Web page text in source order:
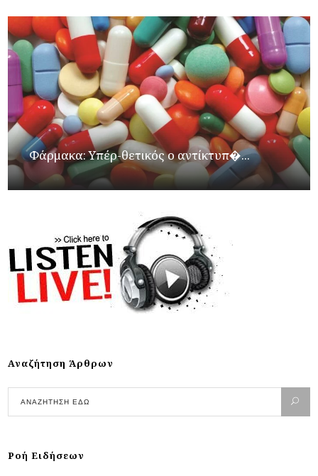
Φάρμακα: Υπέρ-θετικός ο αντίκτυπ�...
Αναζήτηση Άρθρων
Ροή Ειδήσεων